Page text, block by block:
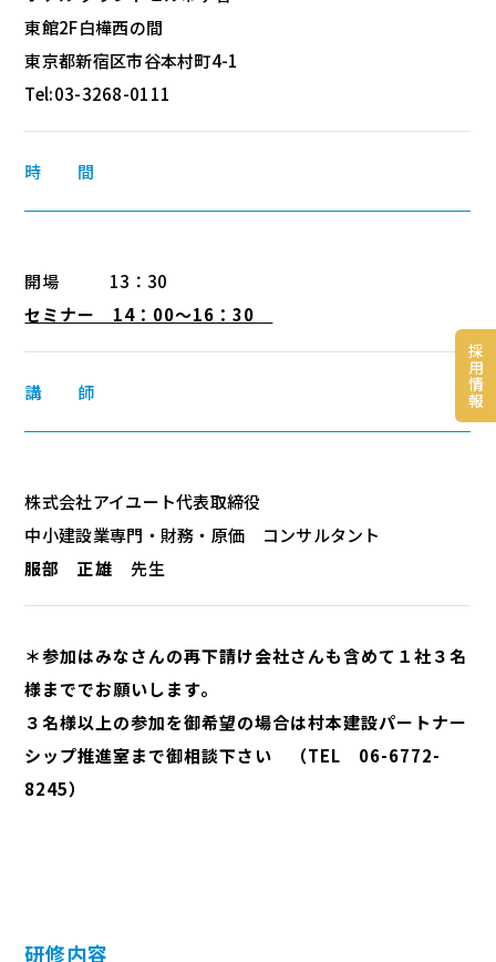
採
用
情
報
東館2F白樺西の間
東京都新宿区市谷本村町4-1
Tel:03-3268-0111
時 間
開場 13：30
セミナー 14：00～16：30
講 師
株式会社アイユート代表取締役
中小建設業専門・財務・原価 コンサルタント
服部 正雄先生
＊参加はみなさんの再下請け会社さんも含めて１社３名
様まででお願いします。
３名様以上の参加を御希望の場合は村本建設パートナー
シップ推進室まで御相談下さい （TEL 06-6772-
8245）
研修内容